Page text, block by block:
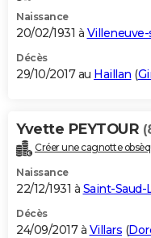
Naissance
20/02/1931 à
Décès
29/10/2017 au Haillan (
Yvette PEYTOUR
Créer une cagnotte
Naissance
22/12/1931 à Saint-Saud-
Décès
24/09/2017 à Villars (